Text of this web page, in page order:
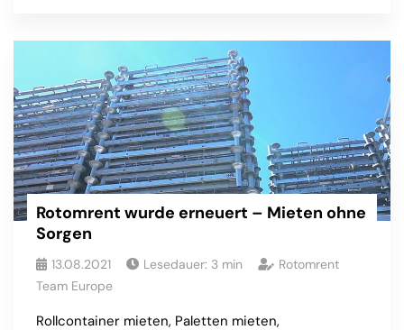
Rotomrent wurde erneuert – Mieten ohne
Sorgen
13.08.2021 Lesedauer: 3 min
Rotomrent
Team Europe
Rollcontainer mieten, Paletten mieten,